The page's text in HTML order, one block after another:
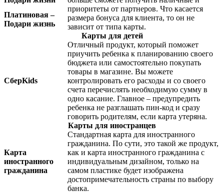
приоритеты от партнеров. Что касается
размера бонуса для клиента, то он не
зависит от типа карты.
Платиновая –
Подари жизнь
Карты для детей
СберKids
Отличный продукт, который поможет
приучить ребенка к планированию своего
бюджета или самостоятельно покупать
товары в магазине. Вы можете
контролировать его расходы и со своего
счета перечислять необходимую сумму в
одно касание. Главное – предупредить
ребенка не разглашать пин-код и сразу
говорить родителям, если карта утеряна.
Карты для иностранцев
Карта
иностранного
гражданина
Стандартная карта для иностранного
гражданина. По сути, это такой же продукт,
как и карта иностранного гражданина с
индивидуальным дизайном, только на
самом пластике будет изображена
достопримечательность страны по выбору
банка.